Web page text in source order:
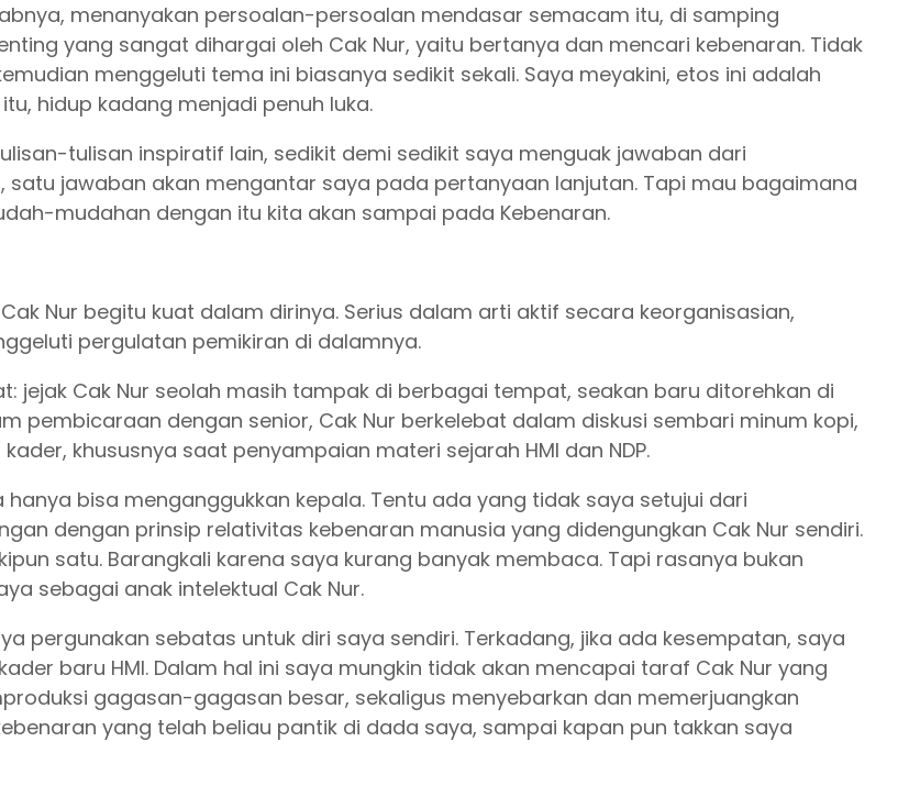
menanyakan persoalan-persoalan mendasar semacam itu, di samping
yang sangat dihargai oleh Cak Nur, yaitu bertanya dan mencari kebenaran. Tidak
menggeluti tema ini biasanya sedikit sekali. Saya meyakini, etos ini adalah
hidup kadang menjadi penuh luka.
tulisan inspiratif lain, sedikit demi sedikit saya menguak jawaban dari
jawaban akan mengantar saya pada pertanyaan lanjutan. Tapi mau bagaimana
mudahan dengan itu kita akan sampai pada Kebenaran.
Nur begitu kuat dalam dirinya. Serius dalam arti aktif secara keorganisasian,
pergulatan pemikiran di dalamnya.
jejak Cak Nur seolah masih tampak di berbagai tempat, seakan baru ditorehkan di
pembicaraan dengan senior, Cak Nur berkelebat dalam diskusi sembari minum kopi,
khususnya saat penyampaian materi sejarah HMI dan NDP.
bisa menganggukkan kepala. Tentu ada yang tidak saya setujui dari
dengan prinsip relativitas kebenaran manusia yang didengungkan Cak Nur sendiri.
satu. Barangkali karena saya kurang banyak membaca. Tapi rasanya bukan
sebagai anak intelektual Cak Nur.
pergunakan sebatas untuk diri saya sendiri. Terkadang, jika ada kesempatan, saya
baru HMI. Dalam hal ini saya mungkin tidak akan mencapai taraf Cak Nur yang
gagasan-gagasan besar, sekaligus menyebarkan dan memerjuangkan
yang telah beliau pantik di dada saya, sampai kapan pun takkan saya